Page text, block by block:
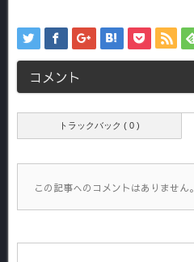
コメント
トラックバック ( 0 )
この記事へのコメントはありません。